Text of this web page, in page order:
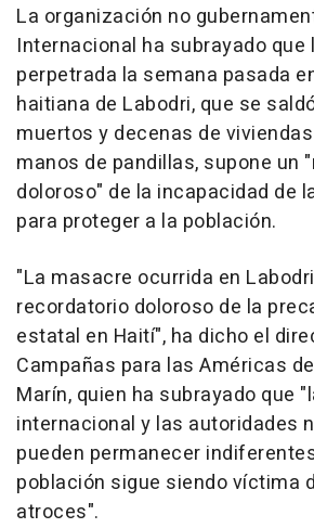
La organización no
Internacional ha subrayado que
perpetrada la semana pasada
haitiana de Labodri, que se
muertos y decenas de
manos de pandillas, supone un
doloroso" de la incapacidad de
para proteger a la población.
"La masacre ocurrida en
recordatorio doloroso de la
estatal en Haití", ha dicho el
Campañas para las Américas
Marín, quien ha subrayado que
internacional y las autoridades
pueden permanecer
población sigue siendo víctima
atroces".